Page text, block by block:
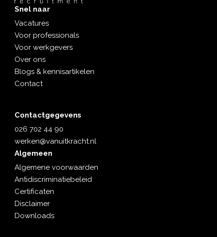
Snel naar
Vacatures
Voor professionals
Voor werkgevers
Over ons
Blogs & kennisartikelen
Contact
Contactgegevens
026 702 44 90
werken@vanuitkracht.nl
Algemeen
Algemene voorwaarden
Antidiscriminatiebeleid
Certificaten
Disclaimer
Downloads